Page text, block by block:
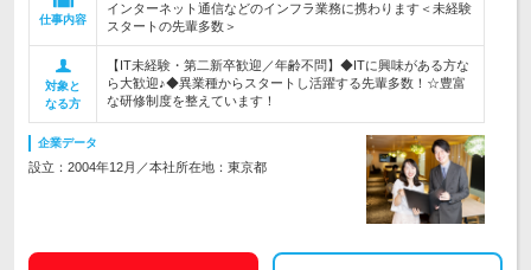
仕事内容
インターネット通信などのインフラ業務に携わります＜未経験
スタートの先輩多数＞
対象と
なる方
【IT未経験・第二新卒歓迎／年齢不問】◆ITに興味がある方な
ら大歓迎♪◆異業種からスタートし活躍する先輩多数！☆豊富
な研修制度を整えています！
企業データ
設立：2004年12月／本社所在地：東京都